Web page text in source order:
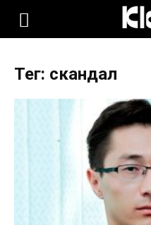
KLOOP.KG
Тег: скандал